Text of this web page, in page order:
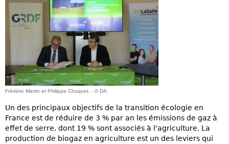
Frédéric Martin et Philippe Choquet. - © DA
Un des principaux objectifs de la transition écologie en
France est de réduire de 3 % par an les émissions de gaz à
effet de serre, dont 19 % sont associés à l'agriculture. La
production de biogaz en agriculture est un des leviers qui